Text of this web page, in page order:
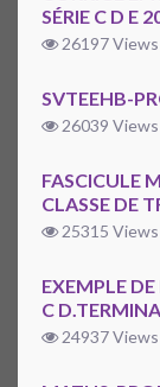
SÉRIE C D E
26197 Views
SVTEEHB-
26039 Views
FASCICULE
CLASSE DE
25315 Views
EXEMPLE
C
24937 Views